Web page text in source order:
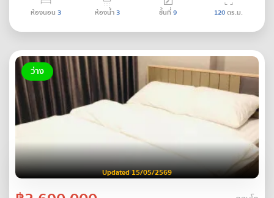
ห้องนอน 3 ห้องน้ำ3 ชั้นที่9 120ตร.ม.
ว่าง
Updated 15/05/2569